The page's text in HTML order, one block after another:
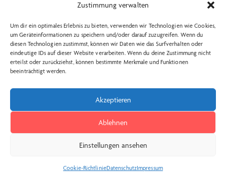
Zustimmung verwalten
Um dir ein optimales Erlebnis zu bieten, verwenden wir Technologien wie Cookies,
um Geräteinformationen zu speichern und/oder darauf zuzugreifen. Wenn du
diesen Technologien zustimmst, können wir Daten wie das Surfverhalten oder
eindeutige IDs auf dieser Website verarbeiten. Wenn du deine Zustimmung nicht
erteilst oder zurückziehst, können bestimmte Merkmale und Funktionen
beeinträchtigt werden.
Akzeptieren
Ablehnen
Einstellungen ansehen
Cookie-RichtlinieDatenschutzImpressum
Tel.: 04262 – 1351
Wichtige Links:
AGB Kartenkauf
Social Media: